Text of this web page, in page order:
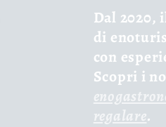
Dal 2020,
di
con
Scopri i
regalare.